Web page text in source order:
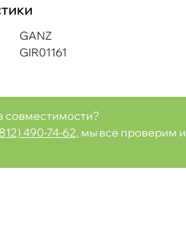
GANZ
GIR01161
совместимости?
490-74-62, мы все проверим и